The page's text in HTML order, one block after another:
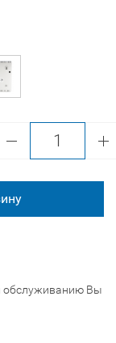
обслуживанию Вы